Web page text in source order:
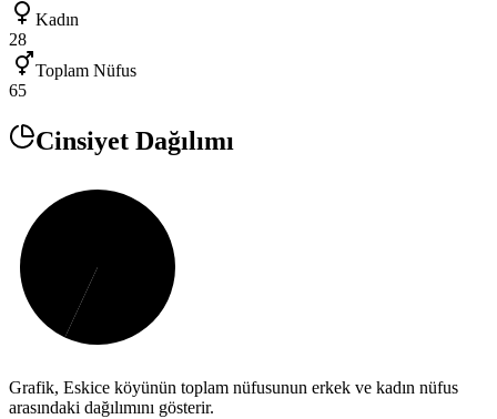
Kadın
28
Toplam Nüfus
65
Cinsiyet Dağılımı
Grafik, Eskice köyünün toplam nüfusunun erkek ve kadın nüfus
arasındaki dağılımını gösterir.